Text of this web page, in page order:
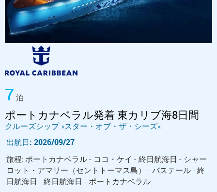
7 泊
ポートカナベラル発着 東カリブ海8日間
クルーズシップ »スター・オブ・ザ・シーズ«
出航日: 2026/09/27
旅程: ポートカナベラル - ココ・ケイ - 終日航海日 - シャー
ロット・アマリー（セントトーマス島） - バステール - 終
日航海日 - 終日航海日 - ポートカナベラル